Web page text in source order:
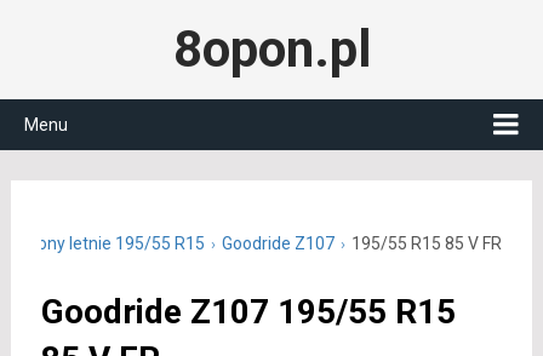
8opon.pl
Menu
Opony letnie 195/55 R15 Goodride Z107 195/55 R15 85 V FR
Goodride Z107 195/55 R15